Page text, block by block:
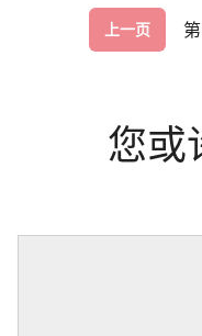
上一页
您或